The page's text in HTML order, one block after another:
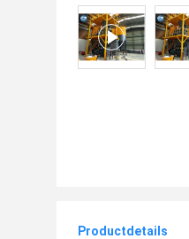
Productdetails